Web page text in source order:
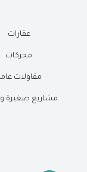
عقارات
محركات
مقاولات
مشاريع صغيرة